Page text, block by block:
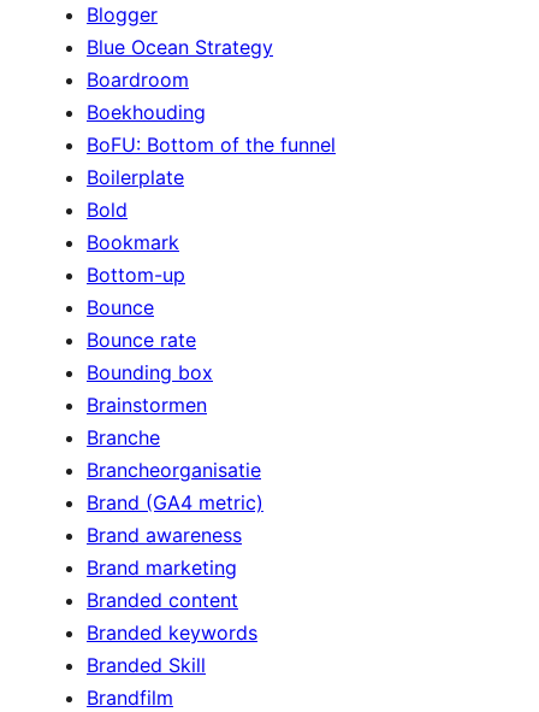
Blogger
Blue Ocean Strategy
Boardroom
Boekhouding
BoFU: Bottom of the funnel
Boilerplate
Bold
Bookmark
Bottom-up
Bounce
Bounce rate
Bounding box
Brainstormen
Branche
Brancheorganisatie
Brand (GA4 metric)
Brand awareness
Brand marketing
Branded content
Branded keywords
Branded Skill
Brandfilm